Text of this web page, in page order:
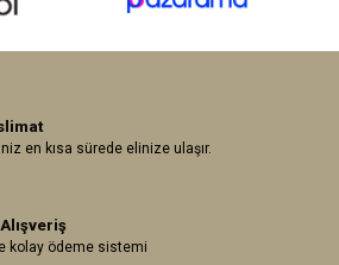
en kısa sürede elinize ulaşır.
kolay ödeme sistemi